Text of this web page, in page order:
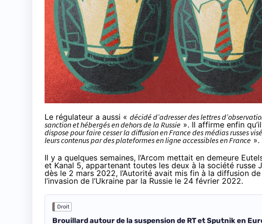
Le régulateur a aussi « décidé d’adresser des lettres
sanction et hébergés en dehors de la Russie ». Il affirme enfin
dispose pour faire cesser la diffusion en France des médias russes
leurs contenus par des plateformes en ligne accessibles en France ».
Il y a quelques semaines, l’Arcom mettait en demeure
et Kanal 5, appartenant toutes les deux à la société russe
dès le 2 mars 2022, l’Autorité avait mis fin à la diffusion
l’invasion de l’Ukraine par la Russie le 24 février 2022.
Droit
Brouillard autour de la suspension de RT et Sputnik en